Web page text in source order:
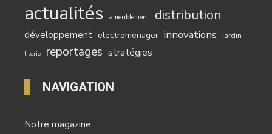
actualités ameublement distribution
développement electromenager innovations jardin
literie reportages stratégies
NAVIGATION
Notre magazine